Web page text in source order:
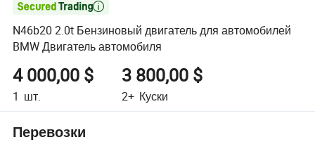

N46b20 2.0t Бензиновый двигатель для автомобилей
BMW Двигатель автомобиля
4 000,00 $
1 шт.
3 800,00 $
2+ Куски
Перевозки